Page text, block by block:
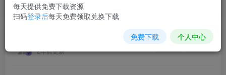
首页 软件插件 正文
2年前更新
关注 私信
每天提供免费下载资源
扫码登录后每天免费领取兑换下载
免费下载 个人中心